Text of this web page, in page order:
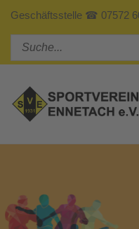
Geschäftsstelle ☎ 07572